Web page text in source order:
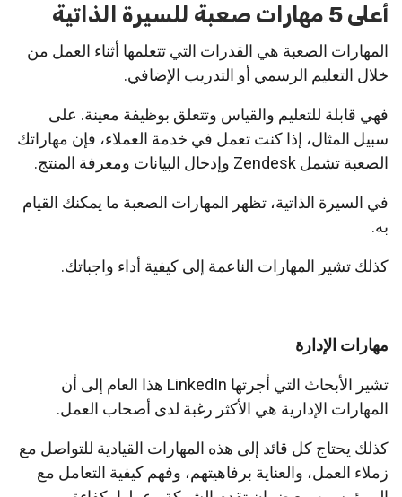
أعلى 5 مهارات صعبة للسيرة الذاتية
المهارات الصعبة هي القدرات التي تتعلمها أثناء العمل من
خلال التعليم الرسمي أو التدريب الإضافي.
فهي قابلة للتعليم والقياس وتتعلق بوظيفة معينة. على
سبيل المثال، إذا كنت تعمل في خدمة العملاء، فإن مهاراتك
الصعبة تشمل Zendesk وإدخال البيانات ومعرفة المنتج.
في السيرة الذاتية، تظهر المهارات الصعبة ما يمكنك القيام
به.
كذلك تشير المهارات الناعمة إلى كيفية أداء واجباتك.
مهارات الإدارة
تشير الأبحاث التي أجرتها LinkedIn هذا العام إلى أن
المهارات الإدارية هي الأكثر رغبة لدى أصحاب العمل.
كذلك يحتاج كل قائد إلى هذه المهارات القيادية للتواصل مع
زملاء العمل، والعناية برفاهيتهم، وفهم كيفية التعامل مع